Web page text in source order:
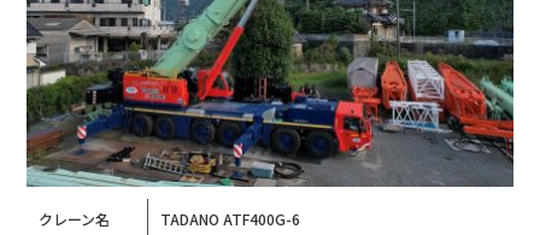
クレーン名 TADANO ATF400G-6